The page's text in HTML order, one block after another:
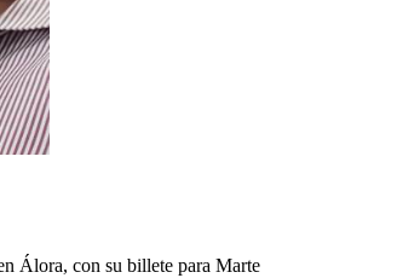
Álora, con su billete para Marte